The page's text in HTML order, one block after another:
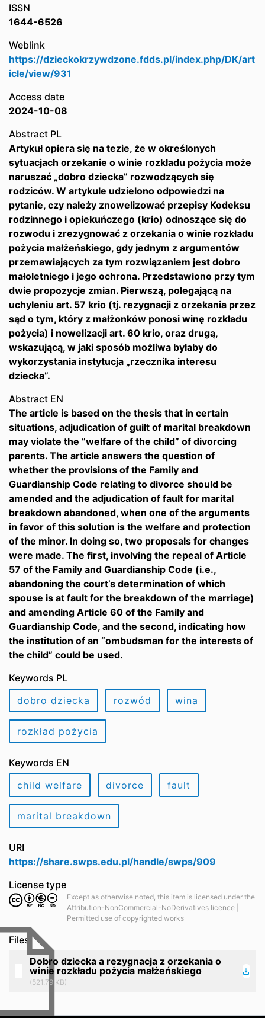
ISSN
1644-6526
Weblink
https://dzieckokrzywdzone.fdds.pl/index.php/DK/art
icle/view/931
Access date
2024-10-08
Abstract PL
Artykuł opiera się na tezie, że w określonych
sytuacjach orzekanie o winie rozkładu pożycia może
naruszać „dobro dziecka” rozwodzących się
rodziców. W artykule udzielono odpowiedzi na
pytanie, czy należy znowelizować przepisy Kodeksu
rodzinnego i opiekuńczego (krio) odnoszące się do
rozwodu i zrezygnować z orzekania o winie rozkładu
pożycia małżeńskiego, gdy jednym z argumentów
przemawiających za tym rozwiązaniem jest dobro
małoletniego i jego ochrona. Przedstawiono przy tym
dwie propozycje zmian. Pierwszą, polegającą na
uchyleniu art. 57 krio (tj. rezygnacji z orzekania przez
sąd o tym, który z małżonków ponosi winę rozkładu
pożycia) i nowelizacji art. 60 krio, oraz drugą,
wskazującą, w jaki sposób możliwa byłaby do
wykorzystania instytucja „rzecznika interesu
dziecka”.
Abstract EN
The article is based on the thesis that in certain
situations, adjudication of guilt of marital breakdown
may violate the ”welfare of the child” of divorcing
parents. The article answers the question of
whether the provisions of the Family and
Guardianship Code relating to divorce should be
amended and the adjudication of fault for marital
breakdown abandoned, when one of the arguments
in favor of this solution is the welfare and protection
of the minor. In doing so, two proposals for changes
were made. The first, involving the repeal of Article
57 of the Family and Guardianship Code (i.e.,
abandoning the court’s determination of which
spouse is at fault for the breakdown of the marriage)
and amending Article 60 of the Family and
Guardianship Code, and the second, indicating how
the institution of an “ombudsman for the interests of
the child” could be used.
Keywords PL
dobro dziecka
rozwód wina
rozkład pożycia
Keywords EN
child welfare
divorce fault
marital breakdown
URI
https://share.swps.edu.pl/handle/swps/909
License type
Except as otherwise noted, this item is licensed under the
Attribution-NonCommercial-NoDerivatives licence |
Permitted use of copyrighted works
Files
Dobro dziecka a rezygnacja z orzekania o
winie rozkładu pożycia małżeńskiego
(521.79 KB)